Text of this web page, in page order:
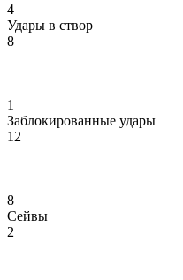
4
Удары в створ
8
1
Заблокированные удары
12
8
Сейвы
2